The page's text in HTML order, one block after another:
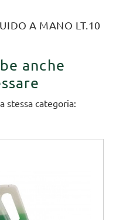
A MANO LT.10
anche
stessa categoria: